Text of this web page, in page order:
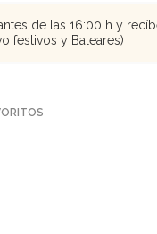
de las 16:00 h y
festivos y Baleares)